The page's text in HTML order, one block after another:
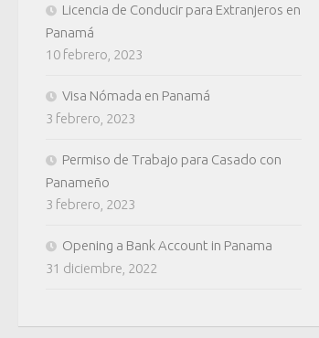
Licencia de Conducir para Extranjeros en
Panamá
10 febrero, 2023
Visa Nómada en Panamá
3 febrero, 2023
Permiso de Trabajo para Casado con
Panameño
3 febrero, 2023
Opening a Bank Account in Panama
31 diciembre, 2022